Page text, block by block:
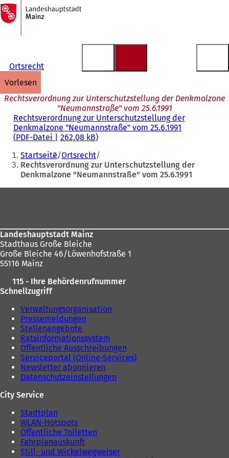
Inhalt anspringen
Zur
Startseite
Ortsrecht
vorlesen
Rechtsverordnung zur Unterschutzstellung der Denkmalzone
"Neumannstraße" vom 25.6.1991
Rechtsverordnung zur Unterschutzstellung der
Denkmalzone "Neumannstraße" vom 25.6.1991
PDF-Datei 262,08 kB
Sie
befinden
sich
hier:
Startseite Ortsrecht
Rechtsverordnung zur Unterschutzstellung der
Denkmalzone "Neumannstraße" vom 25.6.1991
Landeshauptstadt Mainz
Stadthaus Große Bleiche
Große Bleiche 46/Löwenhofstraße 1
55116 Mainz
115 - Ihre Behördenrufnummer
Schnellzugriff
Verwaltungsorganisation
Pressemeldungen
Stellenangebote
Ratsinformationssystem
Öffentliche Ausschreibungen
Serviceportal (Online-Services)
Newsletter abonnieren
Datenschutzeinstellungen
City Service
Stadtplan
WLAN-Hotspots
Öffentliche Toiletten
Fahrplanauskunft
Still- und Wickelwegweiser